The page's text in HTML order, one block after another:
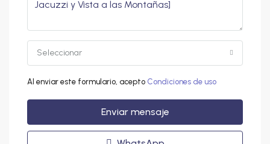
Seleccionar
Al enviar este formulario, acepto Condiciones de uso
Enviar mensaje